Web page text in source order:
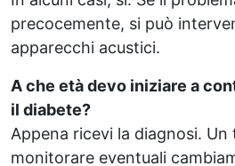
precocemente, si può
apparecchi acustici.
A che età devo iniziare a
il diabete?
Appena ricevi la diagnosi.
monitorare eventuali